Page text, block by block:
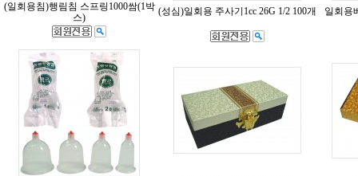
(일회용침)행림침 스프링1000쌈(1박
스)
(성심)일회용 주사기1cc 26G 1/2 100개 일회용